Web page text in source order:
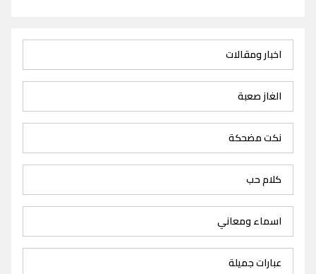
اخبار ومقالات
الغاز صعبة
نكت مضحكة
كلام حب
اسماء ومعاني
عبارات جميلة